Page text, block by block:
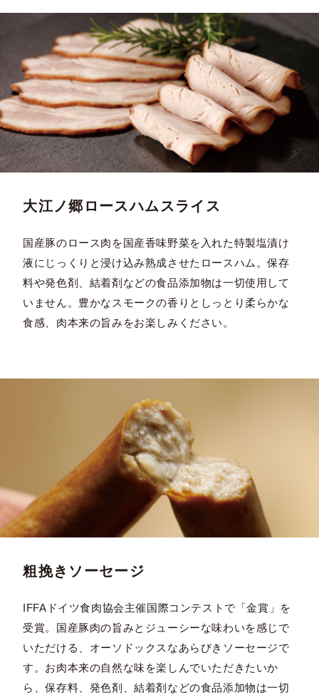
大江ノ郷ロースハムスライス
国産豚のロース肉を国産香味野菜を入れた特製塩漬け
液にじっくりと浸け込み熟成させたロースハム。保存
料や発色剤、結着剤などの食品添加物は一切使用して
いません。豊かなスモークの香りとしっとり柔らかな
食感、肉本来の旨みをお楽しみください。
粗挽きソーセージ
IFFAドイツ食肉協会主催国際コンテストで「金賞」を
受賞。国産豚肉の旨みとジューシーな味わいを感じで
いただける、オーソドックスなあらびきソーセージで
す。お肉本来の自然な味を楽しんでいただきたいか
ら、保存料、発色剤、結着剤などの食品添加物は一切